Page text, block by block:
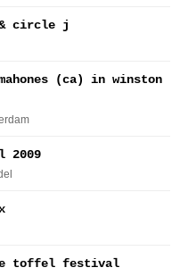
circle j
(ca) in winston
2009
toffel festival